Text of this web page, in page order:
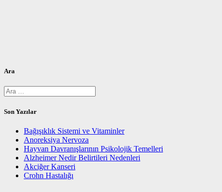
Ara
Arama:
Son Yazılar
Bağışıklık Sistemi ve Vitaminler
Anoreksiya Nervoza
Hayvan Davranışlarının Psikolojik Temelleri
Alzheimer Nedir Belirtileri Nedenleri
Akciğer Kanseri
Crohn Hastalığı